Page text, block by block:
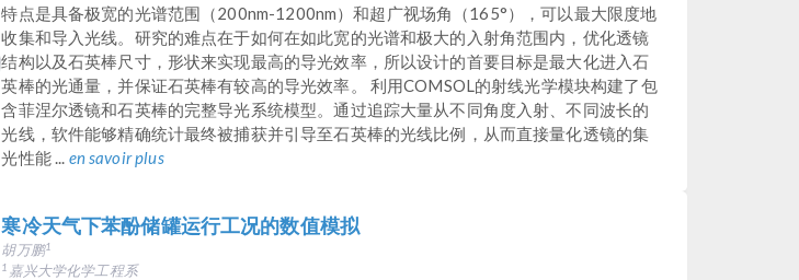
特点是具备极宽的光谱范围（200nm-1200nm）和超广视场角（165°），可以最大限度地
收集和导入光线。研究的难点在于如何在如此宽的光谱和极大的入射角范围内，优化透镜
结构以及石英棒尺寸，形状来实现最高的导光效率，所以设计的首要目标是最大化进入石
英棒的光通量，并保证石英棒有较高的导光效率。 利用COMSOL的射线光学模块构建了包
含菲涅尔透镜和石英棒的完整导光系统模型。通过追踪大量从不同角度入射、不同波长的
光线，软件能够精确统计最终被捕获并引导至石英棒的光线比例，从而直接量化透镜的集
光性能 ... en savoir plus
寒冷天气下苯酚储罐运行工况的数值模拟
胡万鹏1
1 嘉兴大学化学工程系